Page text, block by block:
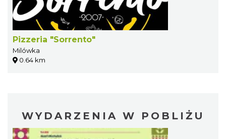
Pizzeria "Sorrento"
Milówka
0.64 km
WYDARZENIA W POBLIŻU